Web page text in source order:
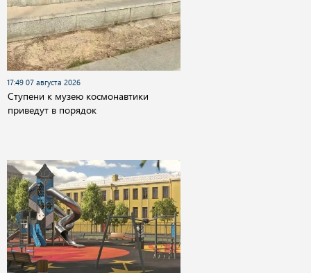
17:49 07 августа 2026
Cтупени к музею космонавтики
приведут в порядок